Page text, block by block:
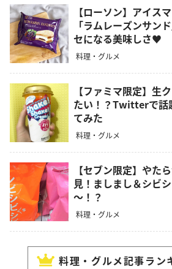
【ローソン】アイス
「ラムレーズンサン
セになる美味しさ♥
料理・グルメ
【ファミマ限定】生
たい！？Twitterで話
てみた
料理・グルメ
【セブン限定】やた
見！ましまし＆シビ
～！？
料理・グルメ
料理・グルメ記事ラン